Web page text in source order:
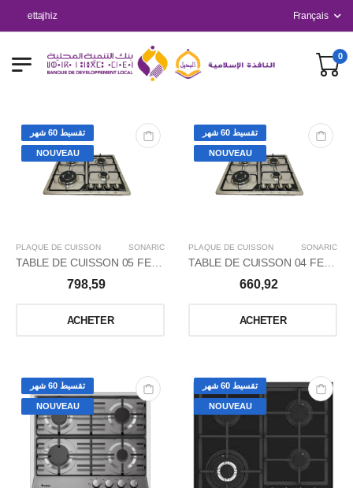
ettajhiz Français
0
تقسيط 60 شهر
NOUVEAU
PLAQUE DE CUISSON SONARIC
TABLE DE CUISSON 05 FEUX INOX THERMOCOUPLE
798,59
ACHETER
تقسيط 60 شهر
NOUVEAU
PLAQUE DE CUISSON SONARIC
TABLE DE CUISSON 04 FEUX INOX THERMOCOUPLE
660,92
ACHETER
تقسيط 60 شهر
NOUVEAU
تقسيط 60 شهر
NOUVEAU